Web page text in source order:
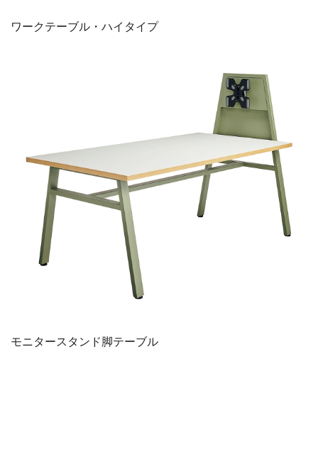
ワークテーブル・ハイタイプ
モニタースタンド脚テーブル